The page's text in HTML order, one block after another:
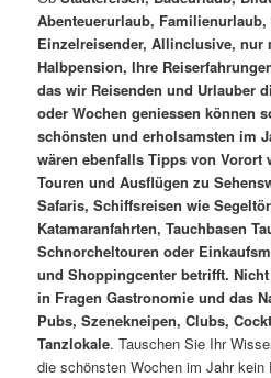
Abenteuerurlaub,
Einzelreisender, Allinclusive, nur
Halbpension, Ihre
das wir Reisenden und Urlauber
oder Wochen geniessen können
schönsten und erholsamsten im
wären ebenfalls Tipps von Vorort
Touren und Ausflügen zu
Safaris, Schiffsreisen wie
Katamaranfahrten, Tauchbasen
Schnorcheltouren oder
und Shoppingcenter betrifft.
in Fragen Gastronomie und das
Pubs, Szenekneipen, Clubs,
Tanzlokale. Tauschen Sie Ihr
die schönsten Wochen im Jahr kein